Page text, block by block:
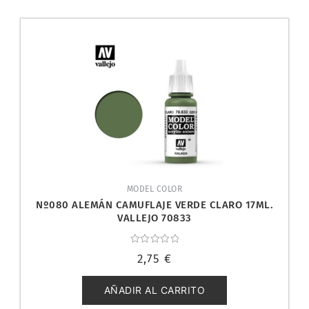
MODEL COLOR
Nº080 ALEMÁN CAMUFLAJE VERDE CLARO 17ML.
VALLEJO 70833
con
de
5
2,75 €
AÑADIR AL CARRITO